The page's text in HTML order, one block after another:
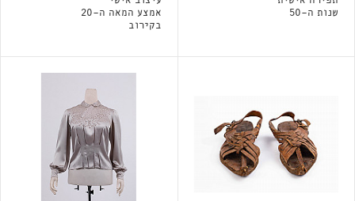
שנות ה-50
אמצע המאה ה-20
בקירוב